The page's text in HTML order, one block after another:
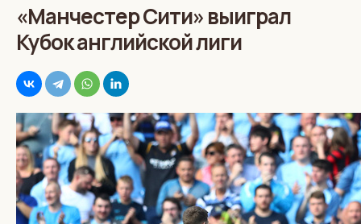
«Манчестер Сити» выиграл
Кубок английской лиги